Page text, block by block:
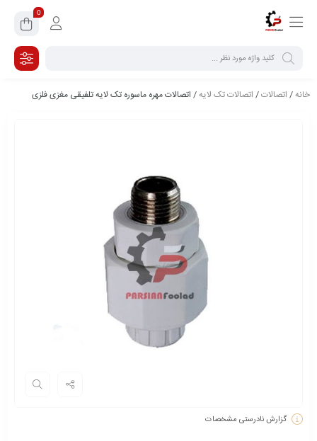
0
خانه/ اتصالات/ اتصالات تک لایه/ اتصالات مهره ماسوره تک لایه تلفیقی مغزی فلزی
گزارش نادرستی مشخصات